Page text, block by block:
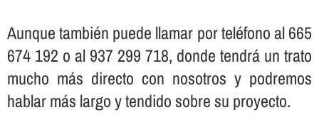
Aunque también puede llamar por teléfono al 665
674 192 o al 937 299 718, donde tendrá un trato
mucho más directo con nosotros y podremos
hablar más largo y tendido sobre su proyecto.